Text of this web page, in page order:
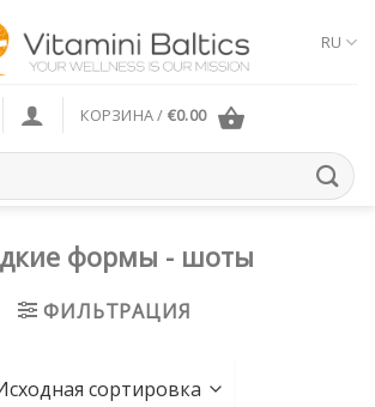
RU
КОРЗИНА / €0.00
формы - шoты
ФИЛЬТРАЦИЯ